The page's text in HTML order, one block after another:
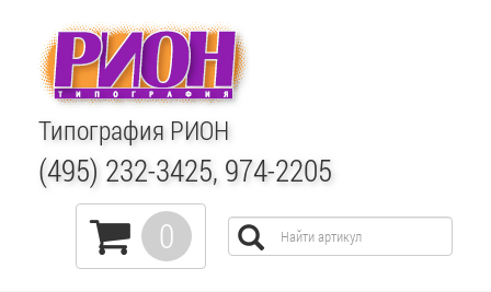
Типография РИОН
(495) 232-3425, 974-2205
0